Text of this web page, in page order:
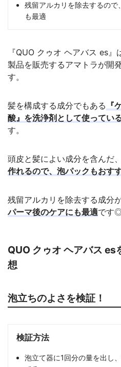
残留アルカリを除去するので
も最適
『QUO クゥオ ヘアバス es
製品を販売するアマトラが開
す。
髪を構成する成分でもある 『
酸』を洗浄剤として使ってい
す。
頭皮と髪によい成分を含んだ、
作れるので、泡パックもおす
残留アルカリを除去する成分
パーマ後のケアにも最適です
QUO クゥオ ヘアバス es
想
泡立ちのよさを検証！
検証方法
泡立て器に1回分の量を出し